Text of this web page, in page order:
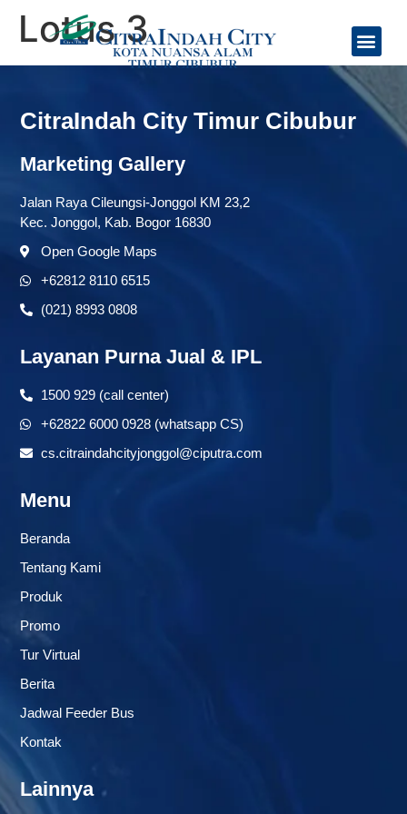
Lotus 3
CitraIndah City Timur Cibubur
Marketing Gallery
Jalan Raya Cileungsi-Jonggol KM 23,2
Kec. Jonggol, Kab. Bogor 16830
Open Google Maps
+62812 8110 6515
(021) 8993 0808
Layanan Purna Jual & IPL
1500 929 (call center)
+62822 6000 0928 (whatsapp CS)
cs.citraindahcityjonggol@ciputra.com
Menu
Beranda
Tentang Kami
Produk
Promo
Tur Virtual
Berita
Jadwal Feeder Bus
Kontak
Lainnya